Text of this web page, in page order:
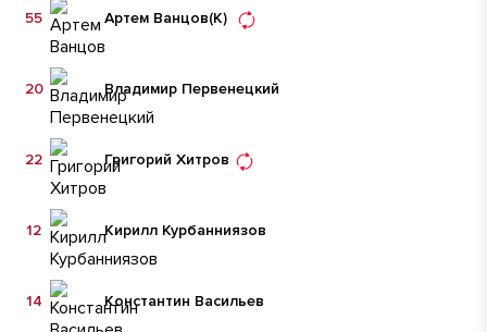
Артем Ванцов(К)
55
Владимир Первенецкий
20
Григорий Хитров
22
Кирилл Курбанниязов
12
Константин Васильев
14